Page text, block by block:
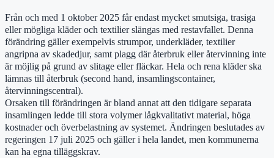
Från och med 1 oktober 2025 får endast mycket smutsiga, trasiga
eller mögliga kläder och textilier slängas med restavfallet. Denna
förändring gäller exempelvis strumpor, underkläder, textilier
angripna av skadedjur, samt plagg där återbruk eller återvinning inte
är möjlig på grund av slitage eller fläckar. Hela och rena kläder ska
lämnas till återbruk (second hand, insamlingscontainer,
återvinningscentral).
Orsaken till förändringen är bland annat att den tidigare separata
insamlingen ledde till stora volymer lågkvalitativt material, höga
kostnader och överbelastning av systemet. Ändringen beslutades av
regeringen 17 juli 2025 och gäller i hela landet, men kommunerna
kan ha egna tilläggskrav.